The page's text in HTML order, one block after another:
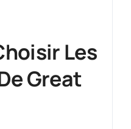
Les
Great